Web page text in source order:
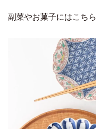
副菜やお菓子にはこちら